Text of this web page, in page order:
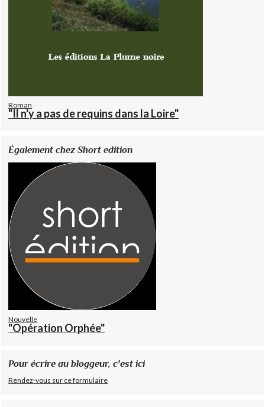
Roman
"Il n'y a pas de requins dans la Loire"
Également chez Short edition
Nouvelle
"Opération Orphée"
Pour écrire au bloggeur, c'est ici
Rendez-vous sur ce formulaire